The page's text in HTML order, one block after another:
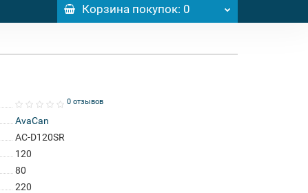
Корзинапокупок: 0
0 отзывов
AvaCan
AC-D120SR
120
80
220